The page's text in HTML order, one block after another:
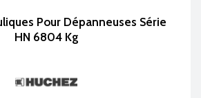
Pour Dépanneuses Série
HN 6804 Kg